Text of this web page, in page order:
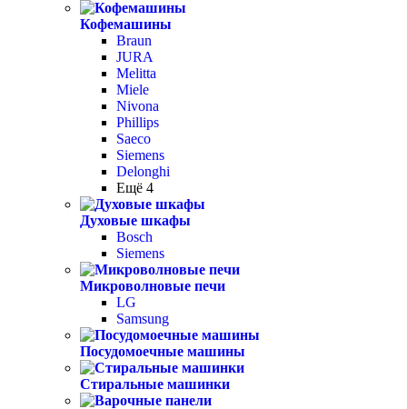
Кофемашины
Braun
JURA
Melitta
Miele
Nivona
Phillips
Saeco
Siemens
Delonghi
Ещё 4
Духовые шкафы
Bosch
Siemens
Микроволновые печи
LG
Samsung
Посудомоечные машины
Стиральные машинки